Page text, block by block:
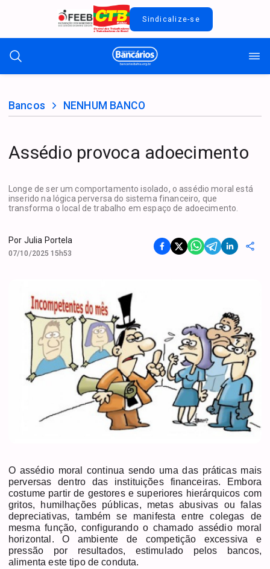
Sindicalize-se
Bancos NENHUM BANCO
Assédio provoca adoecimento
Longe de ser um comportamento isolado, o assédio moral está
inserido na lógica perversa do sistema financeiro, que
transforma o local de trabalho em espaço de adoecimento.
Por Julia Portela
07/10/2025 15h53
O assédio moral continua sendo uma das práticas mais
perversas dentro das instituições financeiras. Embora
costume partir de gestores e superiores hierárquicos com
gritos, humilhações públicas, metas abusivas ou falas
depreciativas, também se manifesta entre colegas de
mesma função, configurando o chamado assédio moral
horizontal. O ambiente de competição excessiva e
pressão por resultados, estimulado pelos bancos,
alimenta este tipo de conduta.